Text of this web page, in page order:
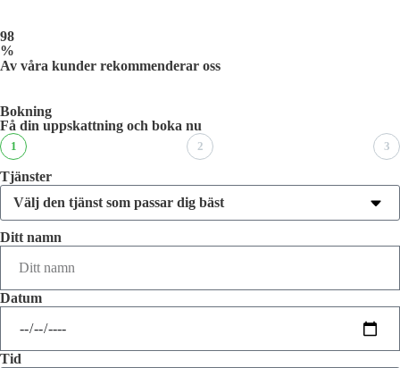
98
%
Av våra kunder rekommenderar oss
Bokning
Få din uppskattning och boka nu
1 2 3
Tjänster
Ditt namn
Datum
Tid